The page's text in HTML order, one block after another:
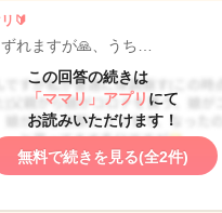
🔰
れますが🙏、うち…
この回答の続きは
「ママリ」アプリ にて
お読みいただけます！
無料で続きを見る(全2件)